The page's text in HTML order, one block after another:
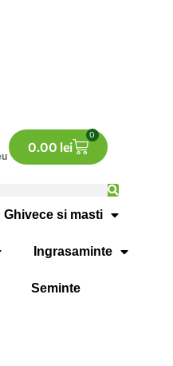
0.00 lei
0
Ghivece si masti
Ingrasaminte
Seminte